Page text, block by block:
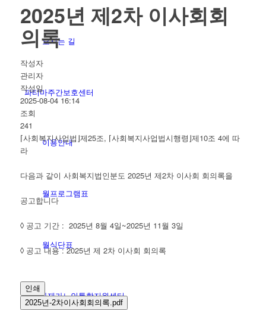
오시는 길
파티마주간보호센터
이용안내
월프로그램표
월식단표
파티마재가노인통합지원센터
2025년 제2차 이사회회
의록
작성자
관리자
작성일
2025-08-04 16:14
조회
241
⌈사회복지사업법⌋제25조, ⌈사회복지사업법시행령⌋제10조 4에 따
라
다음과 같이 사회복지법인분도 2025년 제2차 이사회 회의록을
공고합니다
◊ 공고 기간 : 2025년 8월 4일~2025년 11월 3일
◊ 공고 내용 : 2025년 제 2차 이사회 회의록
인쇄
2025년-2차이사회회의록.pdf